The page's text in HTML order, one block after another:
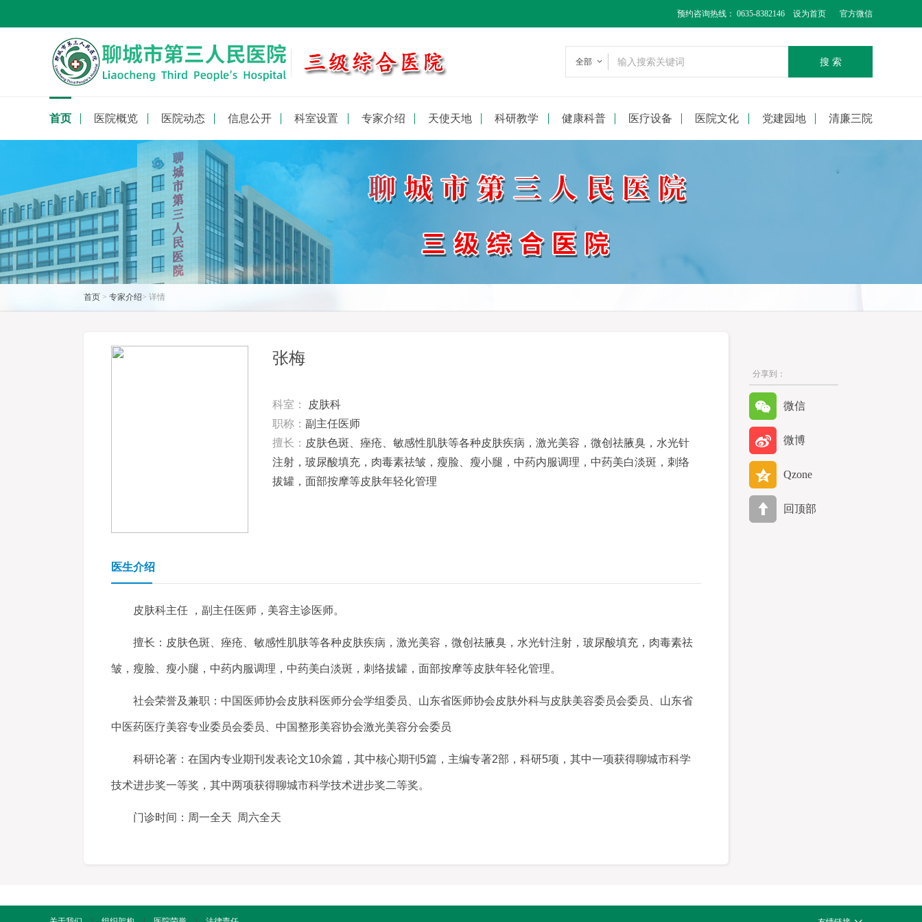
预约咨询热线： 0635-8382146 设为首页 官方微信
全部 搜 索
首页 医院概览 医院动态 信息公开 科室设置 专家介绍 天使天地 科研教学 健康科普 医疗设备 医院文化 党建园地 清廉三院
首页 > 专家介绍> 详情
分享到：
微信
微博
Qzone
回顶部
张梅
科室：
皮肤科
职称： 副主任医师
擅长： 皮肤色斑、痤疮、敏感性肌肤等各种皮肤疾病，激光美容，微创祛腋臭，水光针
注射，玻尿酸填充，肉毒素祛皱，瘦脸、瘦小腿，中药内服调理，中药美白淡斑，刺络
拔罐，面部按摩等皮肤年轻化管理
医生介绍
皮肤科主任 ，副主任医师，美容主诊医师。
擅长：皮肤色斑、痤疮、敏感性肌肤等各种皮肤疾病，激光美容，微创祛腋臭，水光针注射，玻尿酸填充，肉毒素祛
皱，瘦脸、瘦小腿，中药内服调理，中药美白淡斑，刺络拔罐，面部按摩等皮肤年轻化管理。
社会荣誉及兼职：中国医师协会皮肤科医师分会学组委员、山东省医师协会皮肤外科与皮肤美容委员会委员、山东省
中医药医疗美容专业委员会委员、中国整形美容协会激光美容分会委员
科研论著：在国内专业期刊发表论文10余篇，其中核心期刊5篇，主编专著2部，科研5项，其中一项获得聊城市科学
技术进步奖一等奖，其中两项获得聊城市科学技术进步奖二等奖。
门诊时间：周一全天 周六全天
中华人民共和国国家卫生健康委员